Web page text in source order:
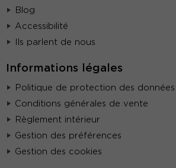
Blog
Accessibilité
Ils parlent de nous
Informations légales
Politique de protection des données
Conditions générales de vente
Règlement intérieur
Gestion des préférences
Gestion des cookies